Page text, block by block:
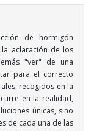
de hormigón
aclaración de los
"ver" de una
para el correcto
recogidos en la
en la realidad,
únicas, sino
de cada una de las